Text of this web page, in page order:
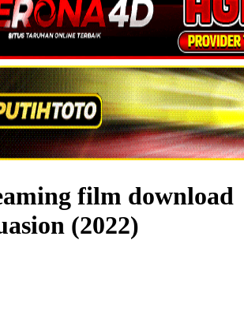
film download
(2022)